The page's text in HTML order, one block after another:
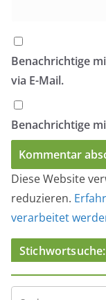
Benachrichtige
via E-Mail.
Benachrichtige
Diese Website
reduzieren.
verarbeitet
Stichwortsuche: